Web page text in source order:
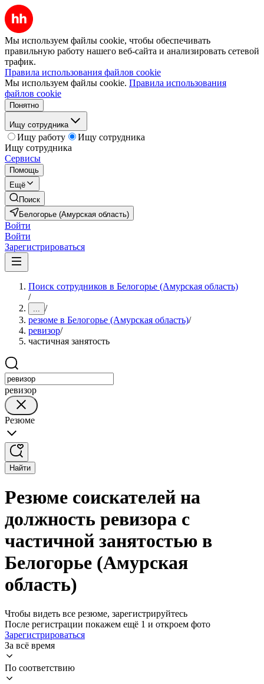
Мы используем файлы cookie, чтобы обеспечивать
правильную работу нашего веб-сайта и анализировать сетевой
трафик.
Правила использования файлов cookie
Мы используем файлы cookie. Правила использования
файлов cookie
Понятно
Ищу сотрудника
Ищу работу
Ищу сотрудника
Ищу сотрудника
Сервисы
Помощь
Ещё
Поиск
Белогорье (Амурская область)
Войти
Войти
Зарегистрироваться
Поиск сотрудников в Белогорье (Амурская область)
/
... /
резюме в Белогорье (Амурская область)/
ревизор/
частичная занятость
ревизор
Резюме
Найти
Резюме соискателей на
должность ревизора с
частичной занятостью в
Белогорье (Амурская
область)
Чтобы видеть все резюме, зарегистрируйтесь
После регистрации покажем ещё 1 и откроем фото
Зарегистрироваться
За всё время
По соответствию